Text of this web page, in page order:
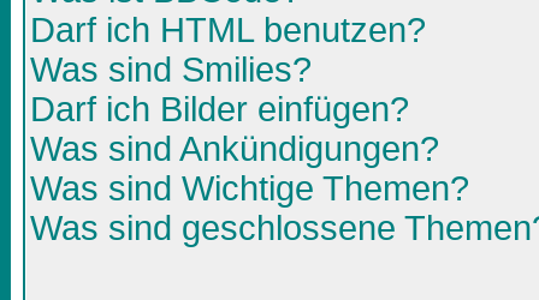
Darf ich HTML benutzen?
Was sind Smilies?
Darf ich Bilder einfügen?
Was sind Ankündigungen?
Was sind Wichtige Themen?
Was sind geschlossene